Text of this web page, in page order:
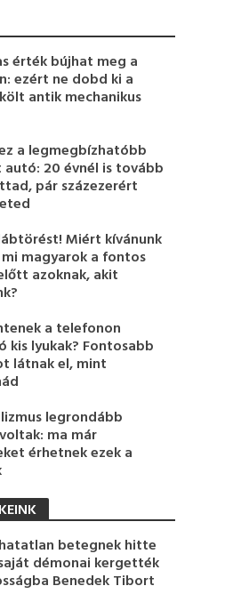
érték bújhat meg a
ezért ne dobd ki a
antik mechanikus
a legmegbízhatóbb
autó: 20 évnél is tovább
pár százezerért
Miért kívánunk
magyarok a fontos
azoknak, akit
a telefonon
kis lyukak? Fontosabb
látnak el, mint
legrondább
ma már
érhetnek ezek a
betegnek hitte
démonai kergették
Benedek Tibort